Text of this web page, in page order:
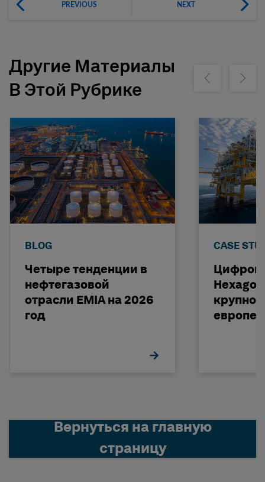
PREVIOUS NEXT
Другие Материалы
В Этой Рубрике
Show previousShow
BLOG
Четыре тенденции в
нефтегазовой
отрасли EMIA на 2026
год
CASE
Вернуться на главную
страницу